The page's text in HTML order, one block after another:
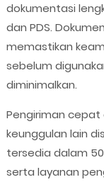
dokumentasi
dan PDS.
memastikan
sebelum
diminimalkan.
Pengiriman
keunggulan lain
tersedia dalam 50
serta layanan